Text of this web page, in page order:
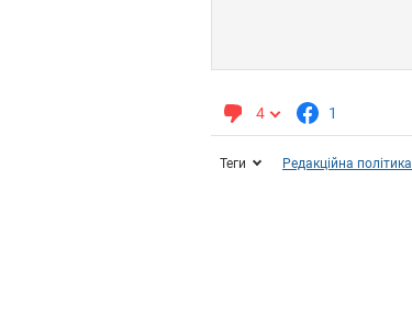
4 1
Теги Редакційна політика